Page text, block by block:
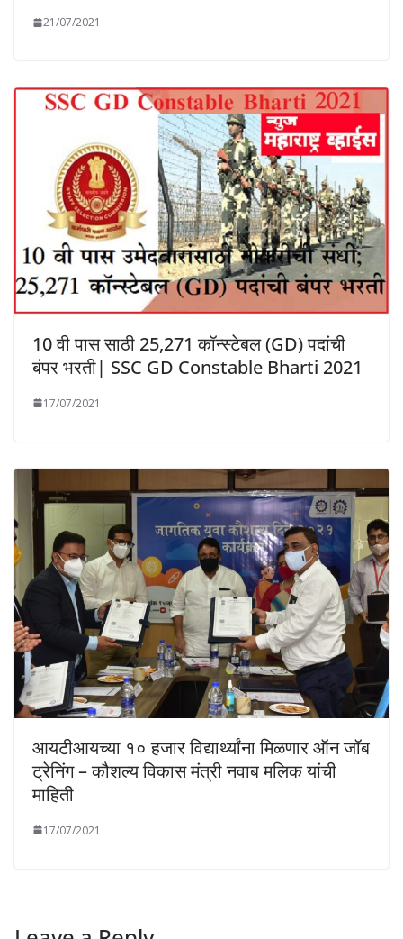
21/07/2021
10 वी पास साठी 25,271 कॉन्स्टेबल (GD) पदांची
बंपर भरती| SSC GD Constable Bharti 2021
17/07/2021
आयटीआयच्या १० हजार विद्यार्थ्यांना मिळणार ऑन जॉब
ट्रेनिंग – कौशल्य विकास मंत्री नवाब मलिक यांची
माहिती
17/07/2021